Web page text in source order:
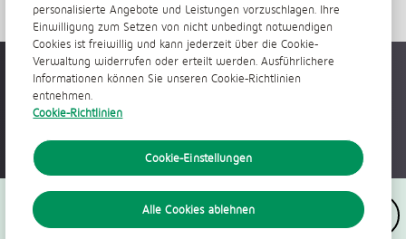
Überall jederzeit verfügbar
Folgen Sie uns
personalisierte Angebote und Leistungen vorzuschlagen. Ihre
Einwilligung zum Setzen von nicht unbedingt notwendigen
Cookies ist freiwillig und kann jederzeit über die Cookie-
Verwaltung widerrufen oder erteilt werden. Ausführlichere
Informationen können Sie unseren Cookie-Richtlinien
entnehmen.
Cookie-Richtlinien
Cookie-Einstellungen
Alle Cookies ablehnen